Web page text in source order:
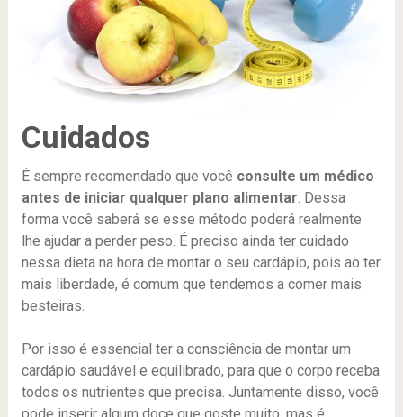
Cuidados
É sempre recomendado que você consulte um médico
antes de iniciar qualquer plano alimentar. Dessa
forma você saberá se esse método poderá realmente
lhe ajudar a perder peso. É preciso ainda ter cuidado
nessa dieta na hora de montar o seu cardápio, pois ao ter
mais liberdade, é comum que tendemos a comer mais
besteiras.
Por isso é essencial ter a consciência de montar um
cardápio saudável e equilibrado, para que o corpo receba
todos os nutrientes que precisa. Juntamente disso, você